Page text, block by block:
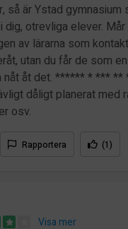
så är Ystad gymnasium
dig, otrevliga elever.
av lärarna som
utan du får de som
nåt åt det. ****** * ***
dåligt planerat med
osv.
Rapportera (1)
Visa mer